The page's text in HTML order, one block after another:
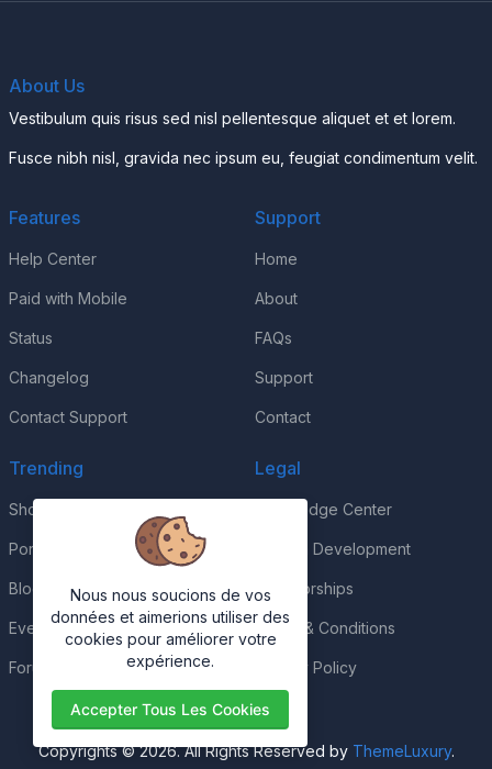
About Us
Vestibulum quis risus sed nisl pellentesque aliquet et et lorem.
Fusce nibh nisl, gravida nec ipsum eu, feugiat condimentum velit.
Features
Help Center
Paid with Mobile
Status
Changelog
Contact Support
Support
Home
About
FAQs
Support
Contact
Trending
Shop
Portfolio
Blog
Events
Forums
Legal
Knowledge Center
Custom Development
Sponsorships
Terms & Conditions
Privacy Policy
Copyrights © 2026. All Rights Reserved by ThemeLuxury.
Nous nous soucions de vos
données et aimerions utiliser des
cookies pour améliorer votre
expérience.
Accepter Tous Les Cookies